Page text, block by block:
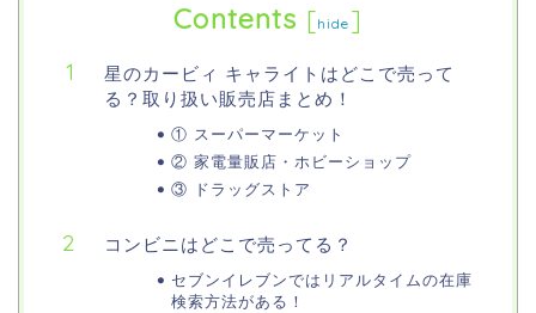
Contents [hide ]
星のカービィ キャライトはどこで売って
る？取り扱い販売店まとめ！
① スーパーマーケット
② 家電量販店・ホビーショップ
③ ドラッグストア
コンビニはどこで売ってる？
セブンイレブンではリアルタイムの在庫
検索方法がある！